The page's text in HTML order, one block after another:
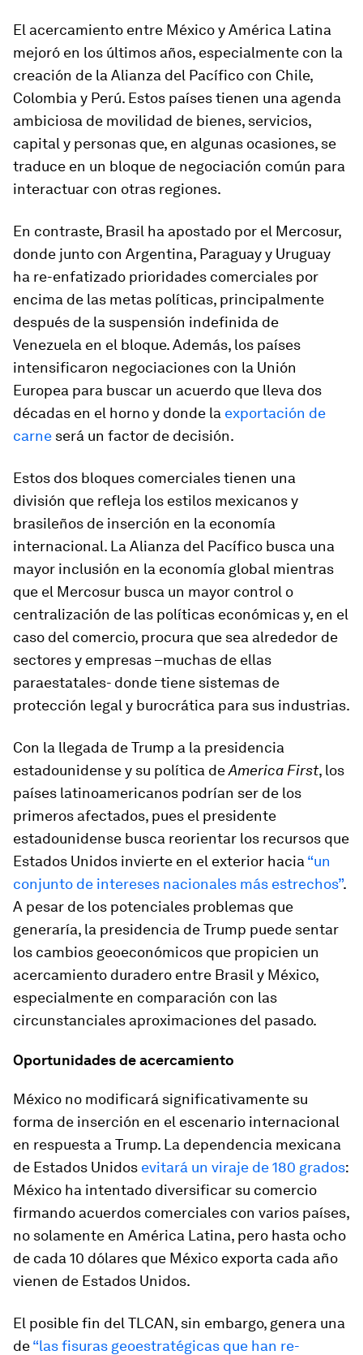
El acercamiento entre México y América Latina
mejoró en los últimos años, especialmente con la
creación de la Alianza del Pacífico con Chile,
Colombia y Perú. Estos países tienen una agenda
ambiciosa de movilidad de bienes, servicios,
capital y personas que, en algunas ocasiones, se
traduce en un bloque de negociación común para
interactuar con otras regiones.
En contraste, Brasil ha apostado por el Mercosur,
donde junto con Argentina, Paraguay y Uruguay
ha re-enfatizado prioridades comerciales por
encima de las metas políticas, principalmente
después de la suspensión indefinida de
Venezuela en el bloque. Además, los países
intensificaron negociaciones con la Unión
Europea para buscar un acuerdo que lleva dos
décadas en el horno y donde la exportación de
carne será un factor de decisión.
Estos dos bloques comerciales tienen una
división que refleja los estilos mexicanos y
brasileños de inserción en la economía
internacional. La Alianza del Pacífico busca una
mayor inclusión en la economía global mientras
que el Mercosur busca un mayor control o
centralización de las políticas económicas y, en el
caso del comercio, procura que sea alrededor de
sectores y empresas –muchas de ellas
paraestatales- donde tiene sistemas de
protección legal y burocrática para sus industrias.
Con la llegada de Trump a la presidencia
estadounidense y su política deAmerica First, los
países latinoamericanos podrían ser de los
primeros afectados, pues el presidente
estadounidense busca reorientar los recursos que
Estados Unidos invierte en el exterior hacia “un
conjunto de intereses nacionales más estrechos”.
A pesar de los potenciales problemas que
generaría, la presidencia de Trump puede sentar
los cambios geoeconómicos que propicien un
acercamiento duradero entre Brasil y México,
especialmente en comparación con las
circunstanciales aproximaciones del pasado.
Oportunidades de acercamiento
México no modificará significativamente su
forma de inserción en el escenario internacional
en respuesta a Trump. La dependencia mexicana
de Estados Unidos evitará un viraje de 180 grados:
México ha intentado diversificar su comercio
firmando acuerdos comerciales con varios países,
no solamente en América Latina, pero hasta ocho
de cada 10 dólares que México exporta cada año
vienen de Estados Unidos.
El posible fin del TLCAN, sin embargo, genera una
de“las fisuras geoestratégicas que han re-